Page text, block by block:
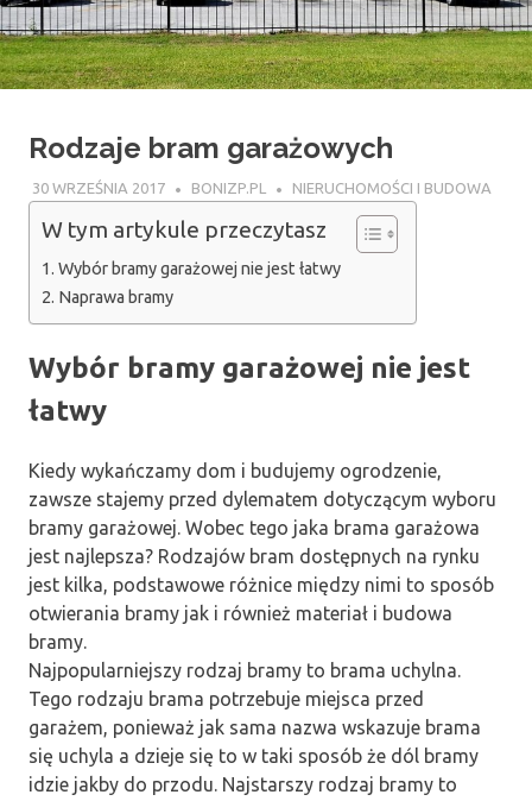
Rodzaje bram garażowych
30 WRZEŚNIA 2017 BONIZP.PL NIERUCHOMOŚCI I BUDOWA
W tym artykule przeczytasz
Wybór bramy garażowej nie jest łatwy
Naprawa bramy
Wybór bramy garażowej nie jest
łatwy
Kiedy wykańczamy dom i budujemy ogrodzenie,
zawsze stajemy przed dylematem dotyczącym wyboru
bramy garażowej. Wobec tego jaka brama garażowa
jest najlepsza? Rodzajów bram dostępnych na rynku
jest kilka, podstawowe różnice między nimi to sposób
otwierania bramy jak i również materiał i budowa
bramy.
Najpopularniejszy rodzaj bramy to brama uchylna.
Tego rodzaju brama potrzebuje miejsca przed
garażem, ponieważ jak sama nazwa wskazuje brama
się uchyla a dzieje się to w taki sposób że dól bramy
idzie jakby do przodu. Najstarszy rodzaj bramy to